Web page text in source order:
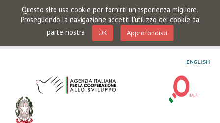
Questo sito usa cookie per fornirti un'esperienza migliore.
Proseguendo la navigazione accetti l'utilizzo dei cookie da
parte nostra
OK Approfondisci
ENGLISH